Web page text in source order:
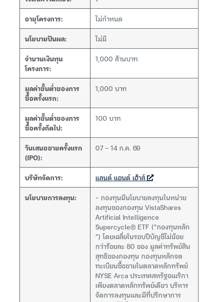
อายุโครงการ:
ไม่กำหนด
นโยบายปันผล:
ไม่มี
จำนวนเงินทุน
โครงการ:
1,000 ล้านบาท
มูลค่าขั้นต่ำของการ
ซื้อครั้งแรก:
1,000 บาท
มูลค่าขั้นต่ำของการ
ซื้อครั้งถัดไป:
100 บาท
วันเสนอขายครั้งแรก
(IPO):
07 – 14 ก.ค. 69
บริษัทจัดการ:
แลนด์ แอนด์ เฮ้าส์
นโยบายการลงทุน:
– กองทุนมีนโยบายลงทุนในหน่วย
ลงทุนของกองทุน VistaShares
Artificial Intelligence
Supercycle® ETF (“กองทุนหลัก
”) โดยเฉลี่ยในรอบปีบัญชีไม่น้อย
กว่าร้อยละ 80 ของ มูลค่าทรัพย์สิน
สุทธิของกองทุน กองทุนหลักจด
ทะเบียนซื้อขายในตลาดหลักทรัพย์
NYSE Arca ประเทศสหรัฐอเมริกา
เพียงตลาดหลักทรัพย์เดียว บริหาร
จัดการลงทุนและมีที่ปรึกษาการ